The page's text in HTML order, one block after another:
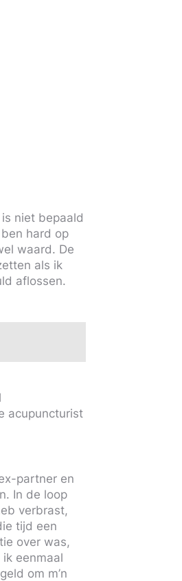
niet bepaald
hard op
waard. De
als ik
aflossen.
acupuncturist
partner en
In de loop
verbrast,
tijd een
over was,
eenmaal
om m’n